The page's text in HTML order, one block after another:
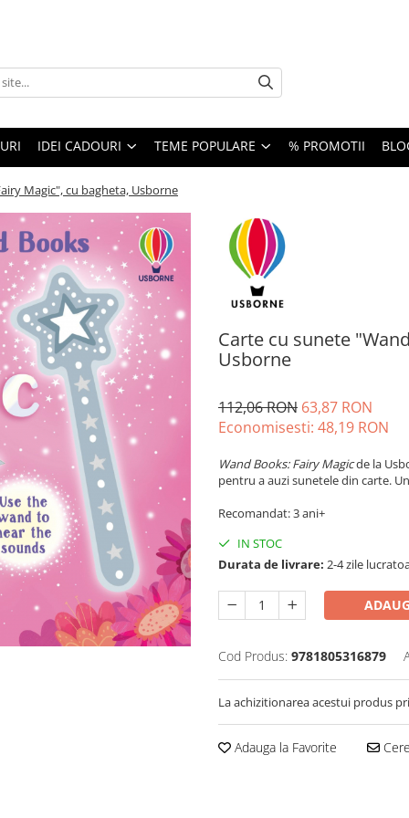
IDEI CADOURI TEME POPULARE % PROMOTII
Magic", cu bagheta, Usborne
Carte cu sunete
Usborne
112,06 RON 63,87 RON
Economisesti: 48,19 RON
Wand Books: Fairy Magicde la
pentru a auzi sunetele din carte.
Recomandat: 3 ani+
IN STOC
Durata de livrare: 2-4 zile
Cod Produs: 9781805316879
La achizitionarea acestui produs
Adauga la Favorite